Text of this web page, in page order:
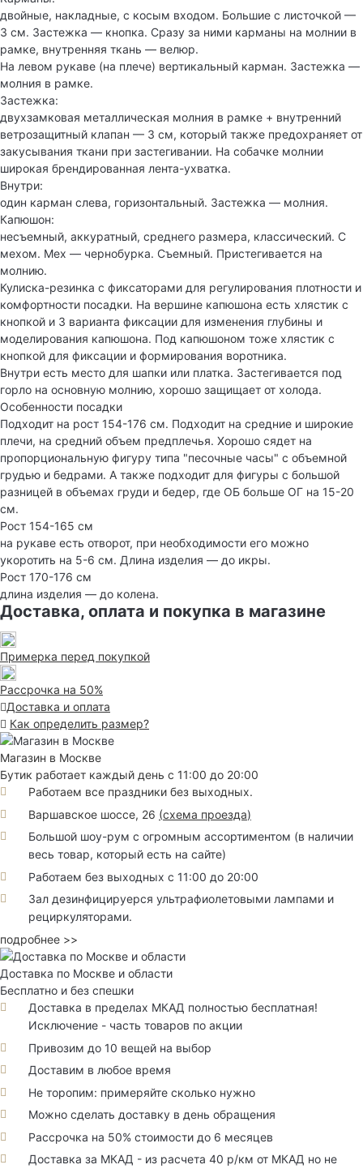
двойные, накладные, с косым входом. Большие с листочкой —
3 см. Застежка — кнопка. Сразу за ними карманы на молнии в
рамке, внутренняя ткань — велюр.
На левом рукаве (на плече) вертикальный карман. Застежка —
молния в рамке.
Застежка:
двухзамковая металлическая молния в рамке + внутренний
ветрозащитный клапан — 3 см, который также предохраняет от
закусывания ткани при застегивании. На собачке молнии
широкая брендированная лента-ухватка.
Внутри:
один карман слева, горизонтальный. Застежка — молния.
Капюшон:
несъемный, аккуратный, среднего размера, классический. С
мехом. Мех — чернобурка. Съемный. Пристегивается на
молнию.
Кулиска-резинка с фиксаторами для регулирования плотности и
комфортности посадки. На вершине капюшона есть хлястик с
кнопкой и 3 варианта фиксации для изменения глубины и
моделирования капюшона. Под капюшоном тоже хлястик с
кнопкой для фиксации и формирования воротника.
Внутри есть место для шапки или платка. Застегивается под
горло на основную молнию, хорошо защищает от холода.
Особенности посадки
Подходит на рост 154-176 см. Подходит на средние и широкие
плечи, на средний объем предплечья. Хорошо сядет на
пропорциональную фигуру типа "песочные часы" с объемной
грудью и бедрами. А также подходит для фигуры с большой
разницей в объемах груди и бедер, где ОБ больше ОГ на 15-20
см.
Рост 154-165 см
на рукаве есть отворот, при необходимости его можно
укоротить на 5-6 см. Длина изделия — до икры.
Рост 170-176 см
длина изделия — до колена.
Доставка, оплата и покупка в магазине
Примерка перед покупкой
Рассрочка на 50%
Доставка и оплата
Как определить размер?
Магазин в Москве
Бутик работает каждый день с 11:00 до 20:00
Работаем все праздники без выходных.
Варшавское шоссе, 26 (схема проезда)
Большой шоу-рум с огромным ассортиментом (в наличии
весь товар, который есть на сайте)
Работаем без выходных с 11:00 до 20:00
Зал дезинфицируерся ультрафиолетовыми лампами и
рециркуляторами.
подробнее >>
Доставка по Москве и области
Бесплатно и без спешки
Доставка в пределах МКАД полностью бесплатная!
Исключение - часть товаров по акции
Привозим до 10 вещей на выбор
Доставим в любое время
Не торопим: примеряйте сколько нужно
Можно сделать доставку в день обращения
Рассрочка на 50% стоимости до 6 месяцев
Доставка за МКАД - из расчета 40 р/км от МКАД но не